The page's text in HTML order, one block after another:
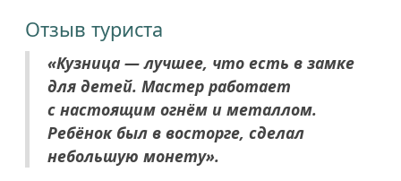
Отзыв туриста
«Кузница — лучшее, что есть в замке
для детей. Мастер работает
с настоящим огнём и металлом.
Ребёнок был в восторге, сделал
небольшую монету».